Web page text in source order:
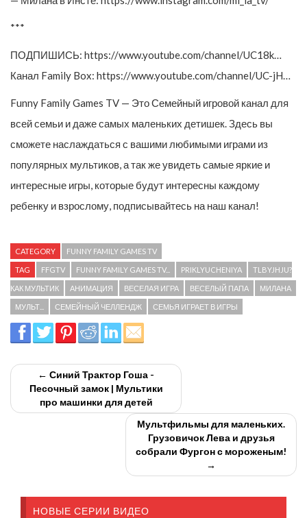
***
ПОДПИШИСЬ: https://www.youtube.com/channel/UC18k…
Канал Family Box: https://www.youtube.com/channel/UC-jH…
Funny Family Games TV — Это Семейный игровой канал для
всей семьи и даже самых маленьких детишек. Здесь вы
сможете наслаждаться с вашими любимыми играми из
популярных мультиков, а так же увидеть самые яркие и
интересные игры, которые будут интересны каждому
ребенку и взрослому, подписывайтесь на наш канал!
CATEGORY FUNNY FAMILY GAMES TV
TAG FFGTV FUNNY FAMILY GAMES TV... PRIKLYUCHENIYA TLBYJHJU?
КАК МУЛЬТИК АНИМАЦИЯ ВЕСЕЛАЯ ИГРА ВЕСЕЛЫЙ ПАПА МИЛАНА
МУЛЬТ... СЕМЕЙНЫЙ ЧЕЛЛЕНДЖ СЕМЬЯ ИГРАЕТ В ИГРЫ
← Синий Трактор Гоша -
Песочный замок | Мультики
про машинки для детей
Мультфильмы для маленьких.
Грузовичок Лева и друзья
собрали Фургон с мороженым!
→
НОВЫЕ СЕРИИ ВИДЕО